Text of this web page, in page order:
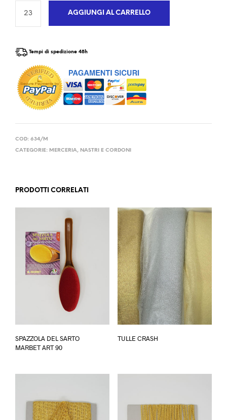
AGGIUNGI AL CARRELLO
Tempi di spedizione 48h
COD: 634/M
CATEGORIE: MERCERIA, NASTRI E CORDONI
PRODOTTI CORRELATI
SPAZZOLA DEL SARTO
MARBET ART 90
TULLE CRASH
varianti.
possono
essere